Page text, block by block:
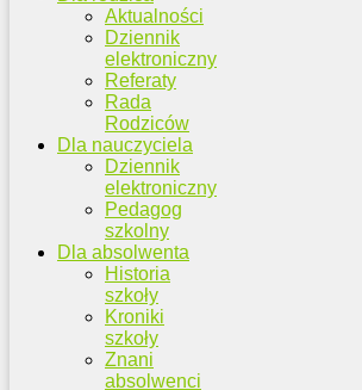
Aktualności
Dziennik
elektroniczny
Referaty
Rada
Rodziców
Dla nauczyciela
Dziennik
elektroniczny
Pedagog
szkolny
Dla absolwenta
Historia
szkoły
Kroniki
szkoły
Znani
absolwenci